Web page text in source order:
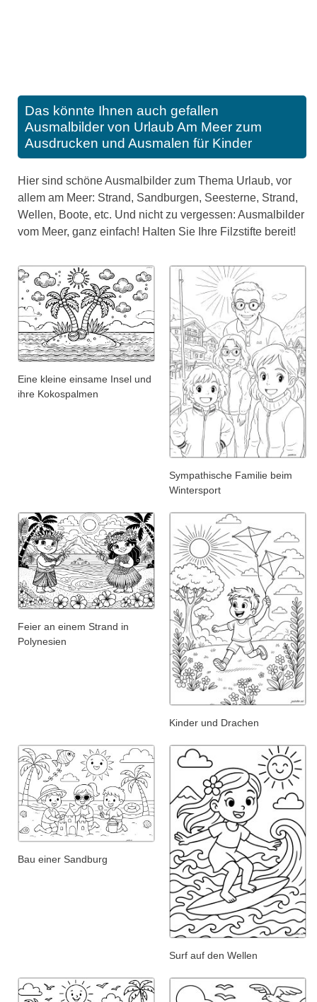
Das könnte Ihnen auch gefallen
Ausmalbilder von Urlaub Am Meer zum
Ausdrucken und Ausmalen für Kinder
Hier sind schöne Ausmalbilder zum Thema Urlaub, vor
allem am Meer: Strand, Sandburgen, Seesterne, Strand,
Wellen, Boote, etc. Und nicht zu vergessen: Ausmalbilder
vom Meer, ganz einfach! Halten Sie Ihre Filzstifte bereit!
Eine kleine einsame Insel und
ihre Kokospalmen
Sympathische Familie beim
Wintersport
Feier an einem Strand in
Polynesien
Kinder und Drachen
Bau einer Sandburg
Surf auf den Wellen